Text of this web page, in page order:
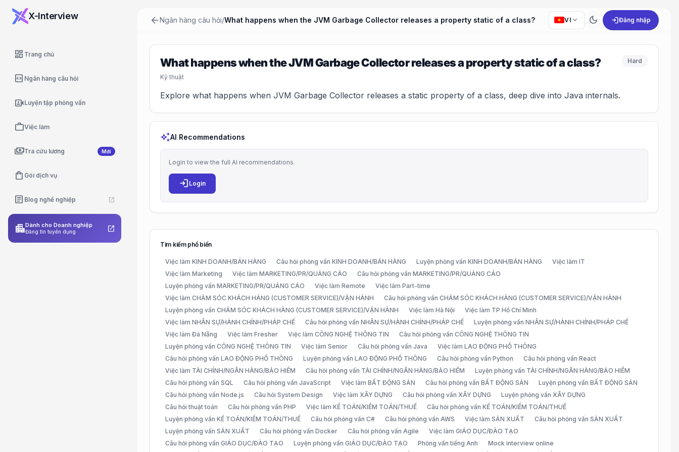
X-Interview
dashboard Trang chủ
code_blocks Ngân hàng câu hỏi
video_camera_frontLuyện tập phỏng vấn
workViệc làm
paymentsTra cứu lương Mới
shopping_bag Gói dịch vụ
article Blog nghề nghiệp open_in_new
apartmentDành cho Doanh nghiệp
Đăng tin tuyển dụng open_in_new
arrow_backNgân hàng câu hỏi/What happens when the JVM Garbage Collector releases a property static of a class? VI expand_more dark_mode loginĐăng nhập
What happens when the JVM Garbage Collector releases a property static of a class?
Kỹ thuật
Hard
Explore what happens when JVM Garbage Collector releases a static property of a class, deep dive into Java internals.
auto_awesomeAI Recommendations
Login to view the full AI recommendations.
login Login
Tìm kiếm phổ biến
Việc làm KINH DOANH/BÁN HÀNG Câu hỏi phỏng vấn KINH DOANH/BÁN HÀNG Luyện phỏng vấn KINH DOANH/BÁN HÀNG
Việc làm IT
Việc làm Marketing
Việc làm MARKETING/PR/QUẢNG CÁO
Câu hỏi phỏng vấn MARKETING/PR/QUẢNG CÁO
Luyện phỏng vấn MARKETING/PR/QUẢNG CÁO
Việc làm Remote
Việc làm Part-time
Việc làm CHĂM SÓC KHÁCH HÀNG (CUSTOMER SERVICE)/VẬN HÀNH
Câu hỏi phỏng vấn CHĂM SÓC KHÁCH HÀNG (CUSTOMER SERVICE)/VẬN HÀNH
Luyện phỏng vấn CHĂM SÓC KHÁCH HÀNG (CUSTOMER SERVICE)/VẬN HÀNH
Việc làm Hà Nội
Việc làm TP Hồ Chí Minh
Việc làm NHÂN SỰ/HÀNH CHÍNH/PHÁP CHẾ
Câu hỏi phỏng vấn NHÂN SỰ/HÀNH CHÍNH/PHÁP CHẾ
Luyện phỏng vấn NHÂN SỰ/HÀNH CHÍNH/PHÁP CHẾ
Việc làm Đà Nẵng
Việc làm Fresher Việc làm CÔNG NGHỆ THÔNG TIN
Câu hỏi phỏng vấn CÔNG NGHỆ THÔNG TIN
Luyện phỏng vấn CÔNG NGHỆ THÔNG TIN
Việc làm Senior Câu hỏi phỏng vấn Java
Việc làm LAO ĐỘNG PHỔ THÔNG
Câu hỏi phỏng vấn LAO ĐỘNG PHỔ THÔNG
Luyện phỏng vấn LAO ĐỘNG PHỔ THÔNG Câu hỏi phỏng vấn Python
Câu hỏi phỏng vấn React
Việc làm TÀI CHÍNH/NGÂN HÀNG/BẢO HIỂM
Câu hỏi phỏng vấn TÀI CHÍNH/NGÂN HÀNG/BẢO HIỂM
Luyện phỏng vấn TÀI CHÍNH/NGÂN HÀNG/BẢO HIỂM
Câu hỏi phỏng vấn SQL
Câu hỏi phỏng vấn JavaScript Việc làm BẤT ĐỘNG SẢN Câu hỏi phỏng vấn BẤT ĐỘNG SẢN
Luyện phỏng vấn BẤT ĐỘNG SẢN
Câu hỏi phỏng vấn Node.js
Câu hỏi System Design Việc làm XÂY DỰNG Câu hỏi phỏng vấn XÂY DỰNG
Luyện phỏng vấn XÂY DỰNG
Câu hỏi thuật toán
Câu hỏi phỏng vấn PHP Việc làm KẾ TOÁN/KIỂM TOÁN/THUẾ
Câu hỏi phỏng vấn KẾ TOÁN/KIỂM TOÁN/THUẾ
Luyện phỏng vấn KẾ TOÁN/KIỂM TOÁN/THUẾ
Câu hỏi phỏng vấn C# Câu hỏi phỏng vấn AWS Việc làm SẢN XUẤT
Câu hỏi phỏng vấn SẢN XUẤT
Luyện phỏng vấn SẢN XUẤT
Câu hỏi phỏng vấn Docker Câu hỏi phỏng vấn Agile
Việc làm GIÁO DỤC/ĐÀO TẠO
Câu hỏi phỏng vấn GIÁO DỤC/ĐÀO TẠO
Luyện phỏng vấn GIÁO DỤC/ĐÀO TẠO Phỏng vấn tiếng Anh
Mock interview online